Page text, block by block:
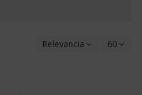
Relevancia 60